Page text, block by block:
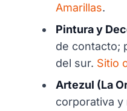
Amarillas.
Pintura y
de contacto;
del sur. Sitio
Artezul (La
corporativa